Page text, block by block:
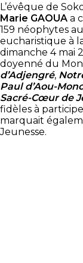
L’évêque de
Marie GAOUA a
159 néophytes
eucharistique à
dimanche 4 mai
doyenné du
d’Adjengré,
Paul d’Aou-
Sacré-Cœur de
fidèles à
marquait
Jeunesse.